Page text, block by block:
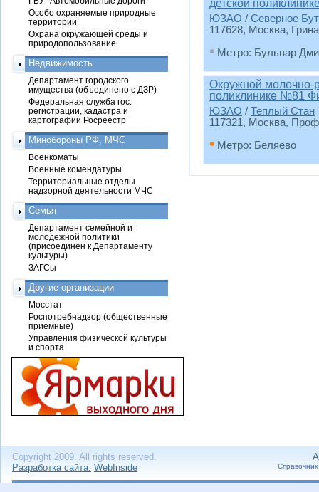
детской
ЮЗАО / Северное
117628, Москва,
• Метро: Бульвар
Окружной молочно-
поликлинике №81
ЮЗАО / Теплый Стан
117321, Москва,
• Метро: Беляево
Особо охраняемые природные
территории
Охрана окружающей среды и
природопользование
Недвижимость
Департамент городского
имущества (объединено с ДЗР)
Федеральная служба гос.
регистрации, кадастра и
картографии Росреестр
Минобороны РФ, МЧС
Военкоматы
Военные комендатуры
Территориальные отделы
надзорной деятельности МЧС
Семья
Департамент семейной и
молодежной политики
(присоединен к Департаменту
культуры)
ЗАГСы
Другие организации
Мосстат
Роспотребнадзор (общественные
приемные)
Управления физической культуры
и спорта
Copyright 2009. All rights reserved.
Разработка сайта: WebInside